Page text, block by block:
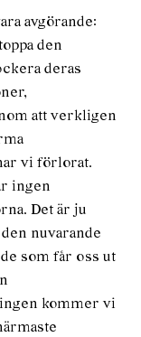
avgörande:
den
deras
att verkligen
vi förlorat.
ingen
Det är ju
nuvarande
som får oss ut
kommer vi